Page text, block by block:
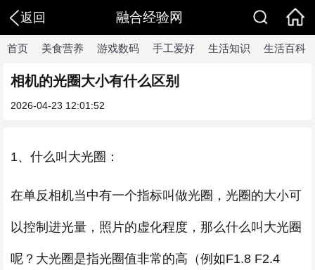
返回 融合经验网
首页 美食营养 游戏数码 手工爱好 生活知识 生活百科
相机的光圈大小有什么区别
2026-04-23 12:01:52
1、什么叫大光圈：
在单反相机当中有一个指标叫做光圈，光圈的大小可
以控制进光量，照片的虚化程度，那么什么叫大光圈
呢？大光圈是指光圈值非常的高（例如F1.8 F2.4